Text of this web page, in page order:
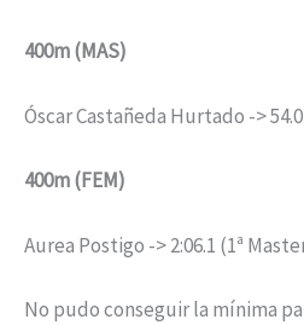
400m (MAS)
Óscar Castañeda Hurtado ->
400m (FEM)
Aurea Postigo -> 2:06.1 (1ª
No pudo conseguir la mínima